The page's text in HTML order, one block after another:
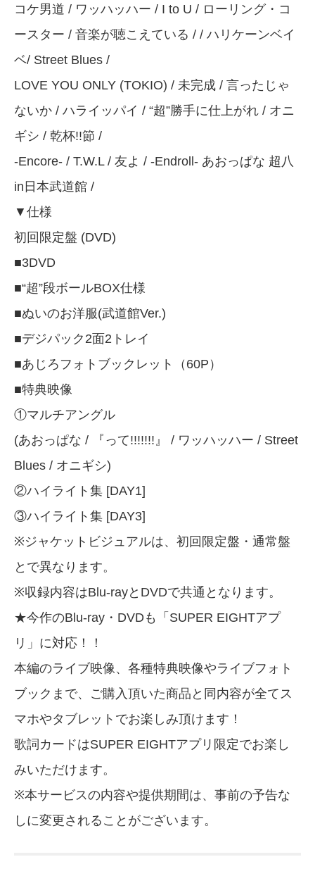
コケ男道 / ワッハッハー / I to U / ローリング・コ
ースター / 音楽が聴こえている / / ハリケーンベイ
ベ/ Street Blues /
LOVE YOU ONLY (TOKIO) / 未完成 / 言ったじゃ
ないか / ハライッパイ / “超”勝手に仕上がれ / オニ
ギシ / 乾杯!!節 /
-Encore- / T.W.L / 友よ / -Endroll- あおっぱな 超八
in日本武道館 /
▼仕様
初回限定盤 (DVD)
■3DVD
■“超”段ボールBOX仕様
■ぬいのお洋服(武道館Ver.)
■デジパック2面2トレイ
■あじろフォトブックレット（60P）
■特典映像
①マルチアングル
(あおっぱな / 『って!!!!!!!』 / ワッハッハー / Street
Blues / オニギシ)
②ハイライト集 [DAY1]
③ハイライト集 [DAY3]
※ジャケットビジュアルは、初回限定盤・通常盤
とで異なります。
※収録内容はBlu-rayとDVDで共通となります。
★今作のBlu-ray・DVDも「SUPER EIGHTアプ
リ」に対応！！
本編のライブ映像、各種特典映像やライブフォト
ブックまで、ご購入頂いた商品と同内容が全てス
マホやタブレットでお楽しみ頂けます！
歌詞カードはSUPER EIGHTアプリ限定でお楽し
みいただけます。
※本サービスの内容や提供期間は、事前の予告な
しに変更されることがございます。